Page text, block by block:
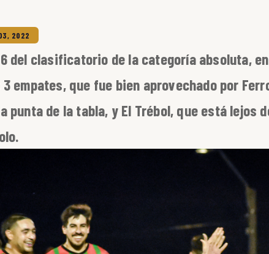
2022
del clasificatorio de la categoría absoluta,
empates, que fue bien aprovechado por
punta de la tabla, y El Trébol, que está lejos